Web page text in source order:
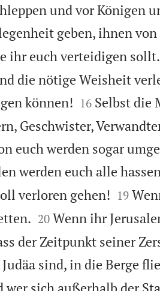
und vor Königen
geben, ihnen
ihr euch verteidigen sollt.
die nötige Weisheit
können!
16 Selbst die
Geschwister,
euch werden sogar
werden euch alle
verloren gehen!
19

20 Wenn ihr
der Zeitpunkt seiner
sind, in die Berge
sich außerhalb der